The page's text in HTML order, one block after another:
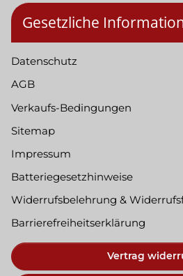
Gesetzliche
Datenschutz
AGB
Verkaufs-Bedingungen
Sitemap
Impressum
Batteriegesetzhinweise
Widerrufsbelehrung &
Barrierefreiheitserklärung
Vertrag